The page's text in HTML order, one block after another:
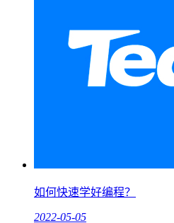
如何快速学好编程？
2022-05-05